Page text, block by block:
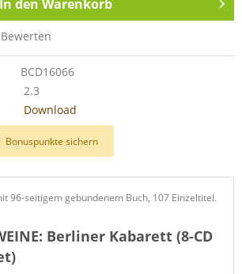
In den Warenkorb
Bewerten
BCD16066
2.3
Download
Bonuspunkte sichern
96-seitigem gebundenem Buch, 107 Einzeltitel.
Berliner Kabarett (8-CD